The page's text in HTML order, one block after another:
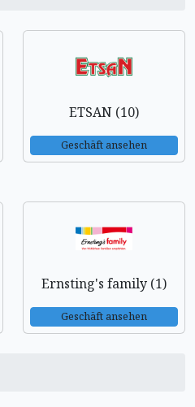
ETSAN (10)
Geschäft ansehen
Ernsting's family (1)
Geschäft ansehen